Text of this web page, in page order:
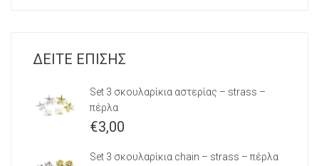
ΔΕΙΤΕ ΕΠΙΣΗΣ
Set 3 σκουλαρίκια αστερίας – strass –
πέρλα
€3,00
Set 3 σκουλαρίκια chain – strass – πέρλα